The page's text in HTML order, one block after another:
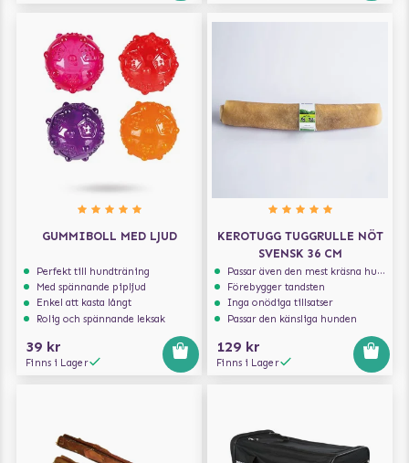
GUMMIBOLL MED LJUD
Perfekt till hundträning
Med spännande pipljud
Enkel att kasta långt
Rolig och spännande leksak
39 kr
Finns i Lager
KEROTUGG TUGGRULLE NÖT
SVENSK 36 CM
Passar även den mest kräsna hunden
Förebygger tandsten
Inga onödiga tillsatser
Passar den känsliga hunden
129 kr
Finns i Lager